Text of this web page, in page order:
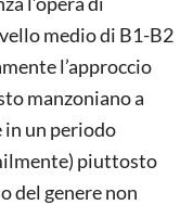
medio di B1-B2
l’approccio
manzoniano a
in un periodo
piuttosto
del genere non